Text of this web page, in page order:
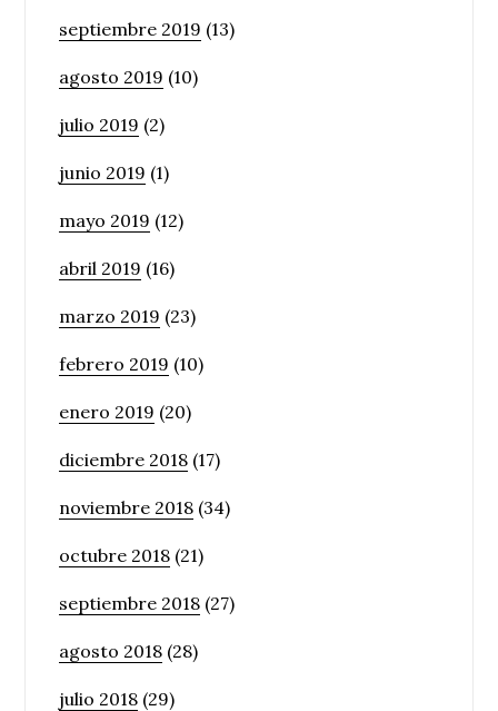
septiembre 2019 (13)
agosto 2019 (10)
julio 2019 (2)
junio 2019 (1)
mayo 2019 (12)
abril 2019 (16)
marzo 2019 (23)
febrero 2019 (10)
enero 2019 (20)
diciembre 2018 (17)
noviembre 2018 (34)
octubre 2018 (21)
septiembre 2018 (27)
agosto 2018 (28)
julio 2018 (29)